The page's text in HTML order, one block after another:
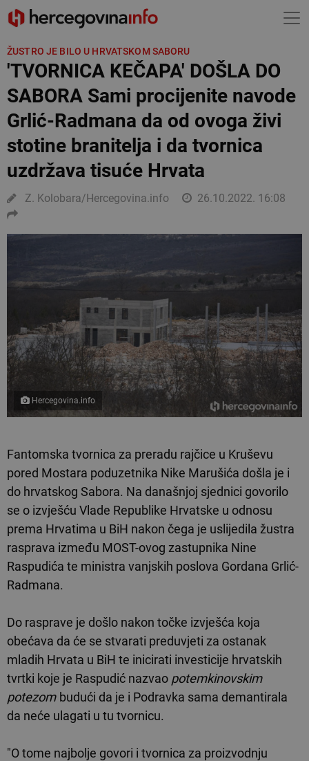
ŽUSTRO JE BILO U HRVATSKOM SABORU
'TVORNICA KEČAPA' DOŠLA DO
SABORA Sami procijenite navode
Grlić-Radmana da od ovoga živi
stotine branitelja i da tvornica
uzdržava tisuće Hrvata
Z. Kolobara/Hercegovina.info 26.10.2022. 16:08
Hercegovina.info
Fantomska tvornica za preradu rajčice u Kruševu
pored Mostara poduzetnika Nike Marušića došla je i
do hrvatskog Sabora. Na današnjoj sjednici govorilo
se o izvješću Vlade Republike Hrvatske u odnosu
prema Hrvatima u BiH nakon čega je uslijedila žustra
rasprava između MOST-ovog zastupnika Nine
Raspudića te ministra vanjskih poslova Gordana Grlić-
Radmana.
Do rasprave je došlo nakon točke izvješća koja
obećava da će se stvarati preduvjeti za ostanak
mladih Hrvata u BiH te inicirati investicije hrvatskih
tvrtki koje je Raspudić nazvao potemkinovskim
potezom budući da je i Podravka sama demantirala
da neće ulagati u tu tvornicu.
"O tome najbolje govori i tvornica za proizvodnju